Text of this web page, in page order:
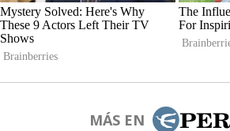
MÁS EN